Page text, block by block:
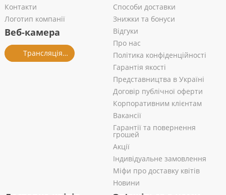
Контакти
Логотип компанії
Веб-камера
Трансляція із салону
Способи доставки
Знижки та бонуси
Відгуки
Про нас
Політика конфіденційності
Гарантія якості
Представництва в Україні
Договір публічної оферти
Корпоративним клієнтам
Вакансії
Гарантії та повернення
грошей
Акції
Індивідуальне замовлення
Міфи про доставку квітів
Новини